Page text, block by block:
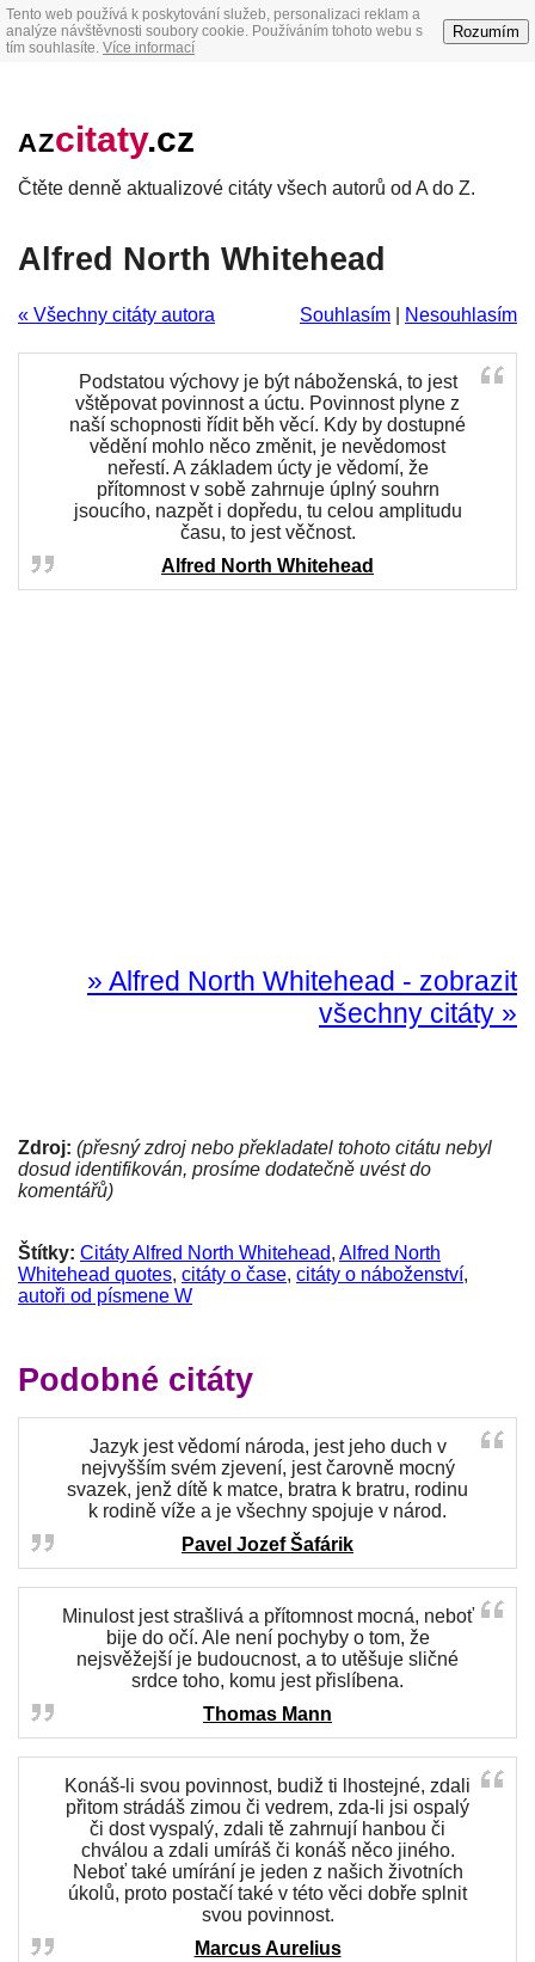
Tento web používá k poskytování služeb, personalizaci reklam a
analýze návštěvnosti soubory cookie. Používáním tohoto webu s
tím souhlasíte. Více informací
Rozumím
AZcitaty.cz
Čtěte denně aktualizové citáty všech autorů od A do Z.
Alfred North Whitehead
« Všechny citáty autora Souhlasím Nesouhlasím
Podstatou výchovy je být náboženská, to jest
vštěpovat povinnost a úctu. Povinnost plyne z
naší schopnosti řídit běh věcí. Kdy by dostupné
vědění mohlo něco změnit, je nevědomost
neřestí. A základem úcty je vědomí, že
přítomnost v sobě zahrnuje úplný souhrn
jsoucího, nazpět i dopředu, tu celou amplitudu
času, to jest věčnost.
Alfred North Whitehead
» Alfred North Whitehead - zobrazit
všechny citáty »
Zdroj: (přesný zdroj nebo překladatel tohoto citátu nebyl
dosud identifikován, prosíme dodatečně uvést do
komentářů)
Štítky: Citáty Alfred North Whitehead, Alfred North
Whitehead quotes, citáty o čase, citáty o náboženství,
autoři od písmene W
Podobné citáty
Jazyk jest vědomí národa, jest jeho duch v
nejvyšším svém zjevení, jest čarovně mocný
svazek, jenž dítě k matce, bratra k bratru, rodinu
k rodině víže a je všechny spojuje v národ.
Pavel Jozef Šafárik
Minulost jest strašlivá a přítomnost mocná, neboť
bije do očí. Ale není pochyby o tom, že
nejsvěžejší je budoucnost, a to utěšuje sličné
srdce toho, komu jest přislíbena.
Thomas Mann
Konáš-li svou povinnost, budiž ti lhostejné, zdali
přitom strádáš zimou či vedrem, zda-li jsi ospalý
či dost vyspalý, zdali tě zahrnují hanbou či
chválou a zdali umíráš či konáš něco jiného.
Neboť také umírání je jeden z našich životních
úkolů, proto postačí také v této věci dobře splnit
svou povinnost.
Marcus Aurelius